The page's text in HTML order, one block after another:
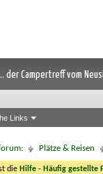
der Campertreff vom
Links
Plätze & Reisen
die Hilfe - Häufig gestellte